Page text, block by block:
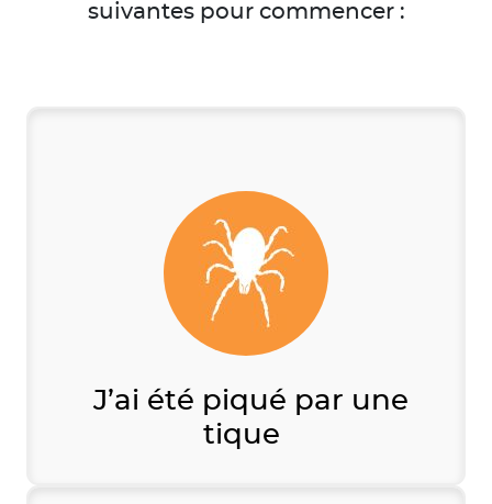
suivantes pour commencer :
J’ai été piqué par une
tique